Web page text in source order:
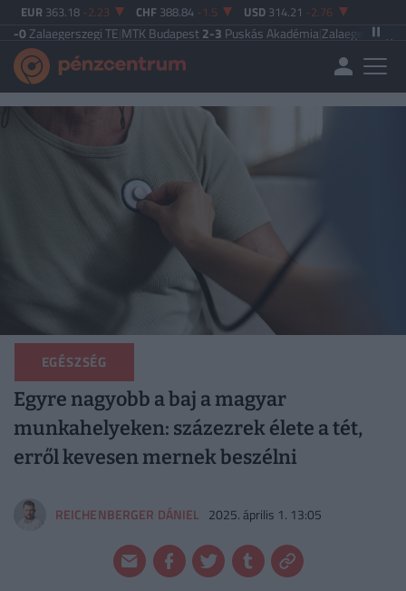
EUR 363.18 -2.23 CHF 388.84 -1.5 USD 314.21 -2.76
TE|MTK Budapest2-3Puskás Akadémia|Zalaegerszegi TE 5-2
EGÉSZSÉG
Egyre nagyobb a baj a magyar
munkahelyeken: százezrek élete a tét,
erről kevesen mernek beszélni
REICHENBERGER DÁNIEL 2025. április 1. 13:05